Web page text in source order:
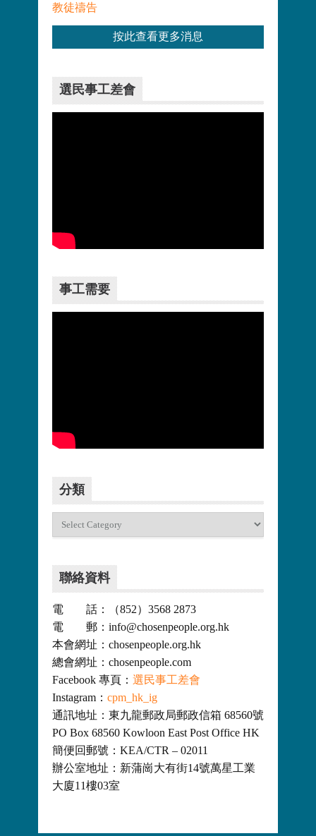
教徒禱告
按此查看更多消息
選民事工差會
事工需要
分類
聯絡資料
電 話：（852）3568 2873
電 郵：info@chosenpeople.org.hk
本會網址：chosenpeople.org.hk
總會網址：chosenpeople.com
Facebook 專頁： 選民事工差會
Instagram： cpm_hk_ig
通訊地址：東九龍郵政局郵政信箱 68560號
PO Box 68560 Kowloon East Post Office HK
簡便回郵號：KEA/CTR – 02011
辦公室地址：新蒲崗大有街14號萬星工業
大廈11樓03室